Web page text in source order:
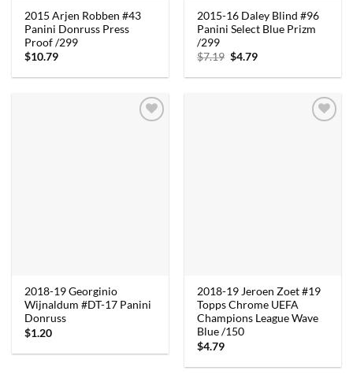
2015 Arjen Robben #43
Panini Donruss Press
Proof /299
$10.79
2015-16 Daley Blind #96
Panini Select Blue Prizm
/299
$7.19 Oorspronkelijke
was:
$4.79Huidige
is:
2018-19 Georginio
Wijnaldum #DT-17 Panini
Donruss
$1.20
2018-19 Jeroen Zoet #19
Topps Chrome UEFA
Champions League Wave
Blue /150
$4.79